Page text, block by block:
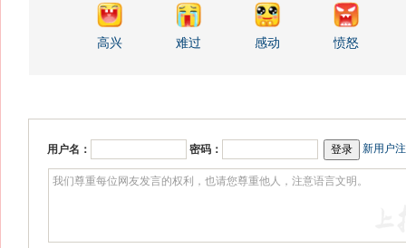
高兴 难过 感动 愤怒
用户名： 密码： 新用户